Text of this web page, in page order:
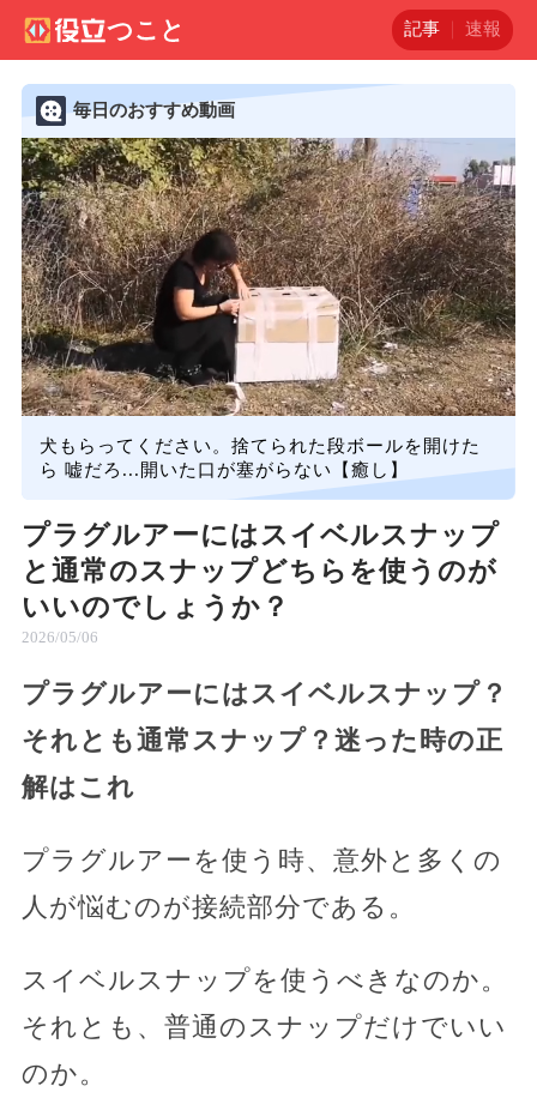
記事 速報
毎日のおすすめ動画
犬もらってください。捨てられた段ボールを開けた
ら 嘘だろ...開いた口が塞がらない【癒し】
プラグルアーにはスイベルスナップ
と通常のスナップどちらを使うのが
いいのでしょうか？
2026/05/06
プラグルアーにはスイベルスナップ？
それとも通常スナップ？迷った時の正
解はこれ
プラグルアーを使う時、意外と多くの
人が悩むのが接続部分である。
スイベルスナップを使うべきなのか。
それとも、普通のスナップだけでいい
のか。